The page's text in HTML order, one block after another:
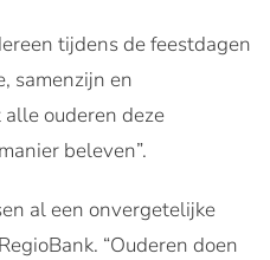
tijdens de feestdagen
samenzijn en
ouderen deze
beleven”.
al een onvergetelijke
“Ouderen doen